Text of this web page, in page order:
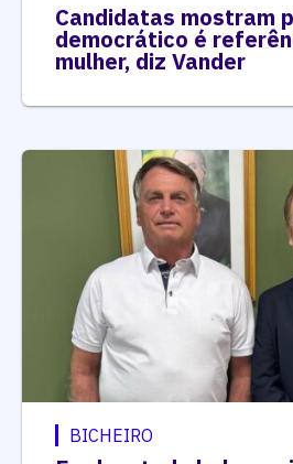
Candidatas mostram
democrático é
mulher, diz Vander
BICHEIRO